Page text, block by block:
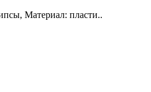
Материал: пласти..